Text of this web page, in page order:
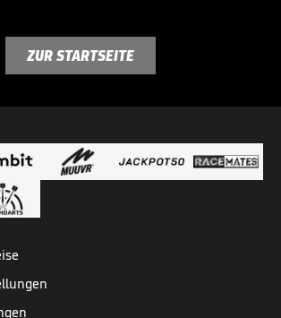
ZUR STARTSEITE